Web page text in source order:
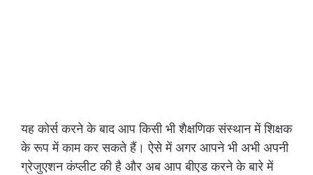
यह कोर्स करने के बाद आप किसी भी शैक्षणिक संस्थान में शिक्षक
के रूप में काम कर सकते हैं। ऐसे में अगर आपने भी अभी अपनी
ग्रेजुएशन कंप्लीट की है और अब आप बीएड करने के बारे में